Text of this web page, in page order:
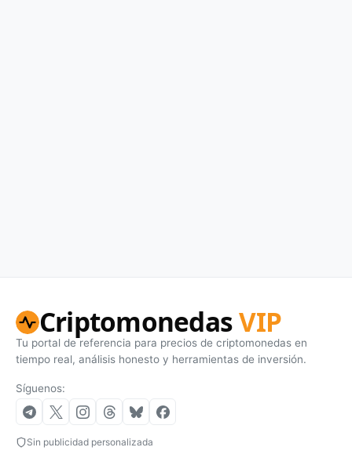
CriptomonedasVIP
Tu portal de referencia para precios de criptomonedas en
tiempo real, análisis honesto y herramientas de inversión.
Síguenos:
Sin publicidad personalizada